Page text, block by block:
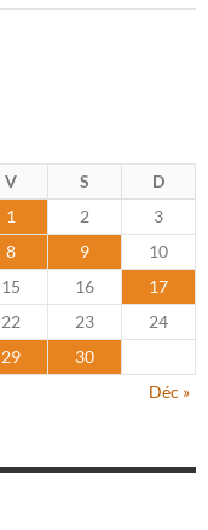
V S
D
1
2
3
8 9
10
15 16
17
22 23
24
29
30
Déc »